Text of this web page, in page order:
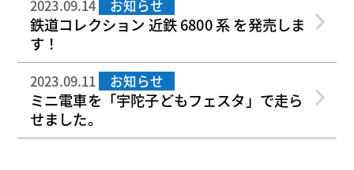
2023.09.14 お知らせ
鉄道コレクション 近鉄 6800 系 を発売しま
す！
2023.09.11 お知らせ
ミニ電車を「宇陀子どもフェスタ」で走ら
せました。